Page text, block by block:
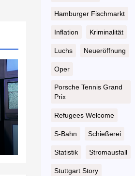
Hamburger Fischmarkt
Inflation Kriminalität
Luchs Neueröffnung
Oper
Porsche Tennis Grand
Prix
Refugees Welcome
S-Bahn Schießerei
Statistik Stromausfall
Stuttgart Story